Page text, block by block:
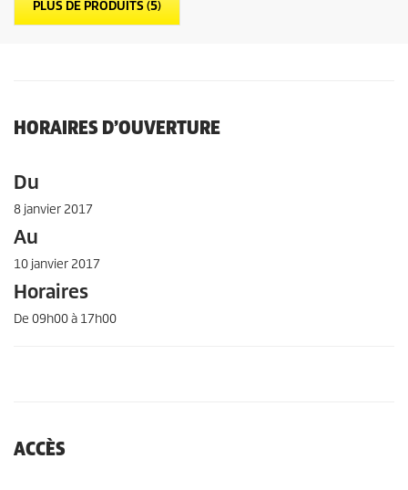
o
i
a
v
PLUS DE PRODUITS (5)
HORAIRES D’OUVERTURE
Du
8 janvier 2017
Au
10 janvier 2017
Horaires
De 09h00 à 17h00
ACCÈS